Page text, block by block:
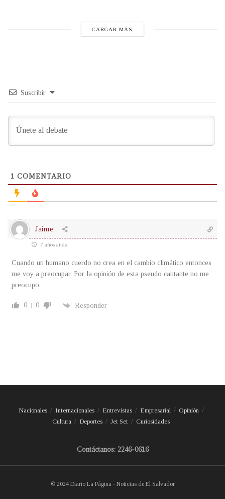
CARGAR MÁS
Suscribir
1 COMENTARIO
Jaime
7 años atrás
Cuando un humano cuerdo no crea en el cambio climático entonces
me voy a preocupar. Por la opinión de esta pseudo cantante no me
preocupo.
0 0 Responder
Nacionales Internacionales Entrevistas Empresarial
Opinión
Cultura
Deportes Jet Set Curiosidades
Contáctanos: 2246-0616
© 2024 Diario La Página - Noticias de El Salvador